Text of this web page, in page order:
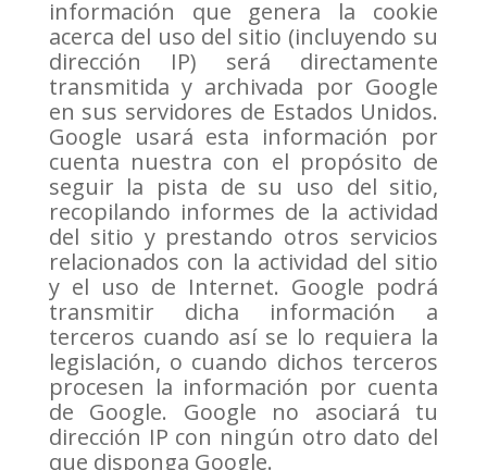
información que genera la cookie
acerca del uso del sitio (incluyendo su
dirección IP) será directamente
transmitida y archivada por Google
en sus servidores de Estados Unidos.
Google usará esta información por
cuenta nuestra con el propósito de
seguir la pista de su uso del sitio,
recopilando informes de la actividad
del sitio y prestando otros servicios
relacionados con la actividad del sitio
y el uso de Internet. Google podrá
transmitir dicha información a
terceros cuando así se lo requiera la
legislación, o cuando dichos terceros
procesen la información por cuenta
de Google. Google no asociará tu
dirección IP con ningún otro dato del
que disponga Google.